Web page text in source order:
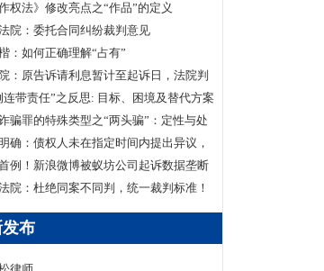
作权法》修改亮点之“作品”的定义
院：委托合同纠纷裁判意见
：如何正确理解“占有”
：原告诉请利息暂计至起诉日，法院判
至实际给付日，是否属超出诉讼请求范
连带责任”之反思: 目标、困境及替代方案
骗罪的特殊类型之“两头骗”：定性与处
确：债权人未在指定时间内提出异议，
对债权认定的认可，其无权再提起债权
诉
例！新浪微博被蚁坊公司起诉数据垄断
院：杜绝同案不同判，统一裁判标准！
布